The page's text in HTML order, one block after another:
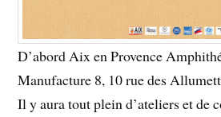
D’abord Aix en Provence
Manufacture 8, 10 rue des
Il y aura tout plein d’ateliers et de